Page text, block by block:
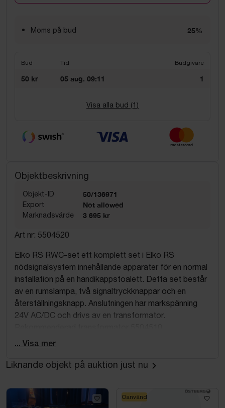
Moms på bud 25%
Bud Tid Budgivare
50 kr 05 aug. 09:11 1
Visa alla bud (1 )
Objektbeskrivning
Objekt-ID 50/136971
Export Not allowed
Marknadsvärde 3 695 kr
Art nr: 5504520
Elko RS RWC-set ett komplett set i Elko RS
nödsignalsystem innehållande apparater för en normal
installation på en handikappstoalett. Detta set består
av en rumslampa, två signaltryckknappar och en
återställningsknapp. Anslutningen har markspänning
24V AC/DC och drivs av en transformator.
Apparaterna är avsedda för montage i apparatdosa
c/c 60mm eller utanpåliggande montage i 27mm Elko
RS Förhöjningsram.
emballage.
... Visa mer
Liknande objekt på auktion just nu
Oanvänd